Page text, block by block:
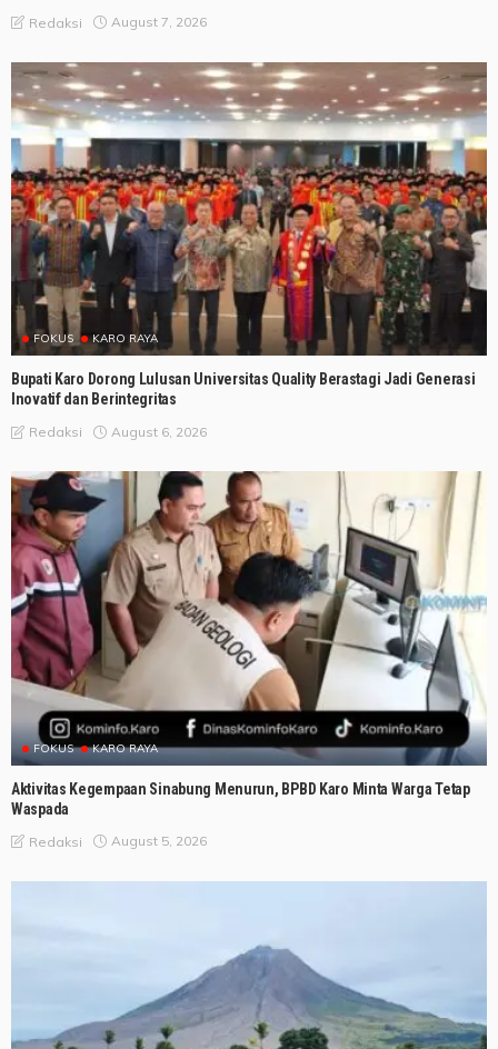
Redaksi August 7, 2026
FOKUS KARO RAYA
Bupati Karo Dorong Lulusan Universitas Quality Berastagi Jadi Generasi
Inovatif dan Berintegritas
Redaksi August 6, 2026
FOKUS KARO RAYA
Aktivitas Kegempaan Sinabung Menurun, BPBD Karo Minta Warga Tetap
Waspada
Redaksi August 5, 2026